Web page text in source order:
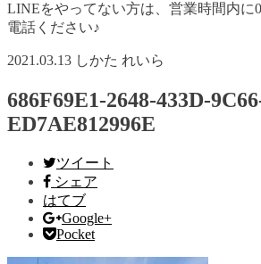
LINEをやってない方は、営業時間内に
電話ください♪
2021.03.13 しかた れいら
686F69E1-2648-433D-
ED7AE812996E
ツイート
シェア
はてブ
Google+
Pocket